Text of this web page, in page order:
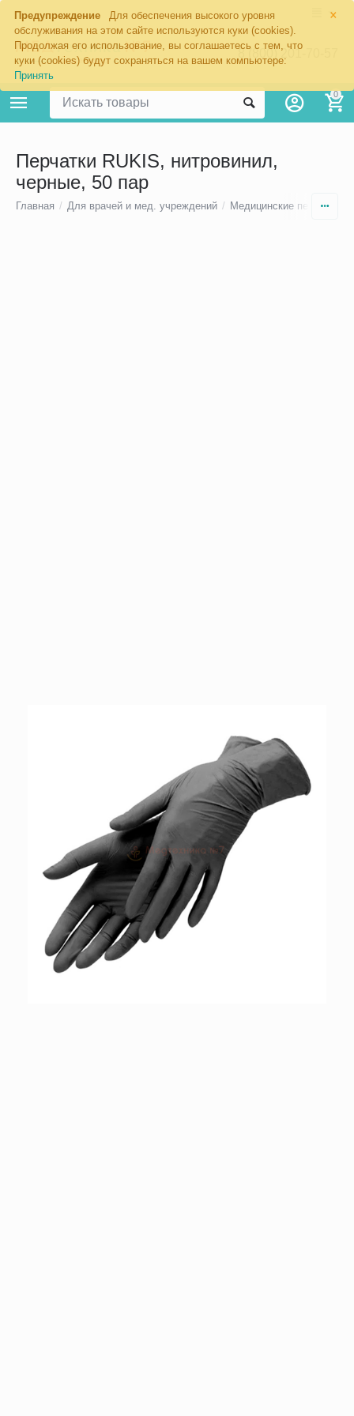
×
Предупреждение
Для обеспечения высокого уровня
обслуживания на этом сайте используются куки (cookies).
Продолжая его использование, вы соглашаетесь с тем, что
куки (cookies) будут сохраняться на вашем компьютере:
Принять
8 (800) 201-70-57
0
Перчатки RUKIS, нитровинил,
черные, 50 пар
Главная / Для врачей и мед. учреждений / Медицинские перчатки